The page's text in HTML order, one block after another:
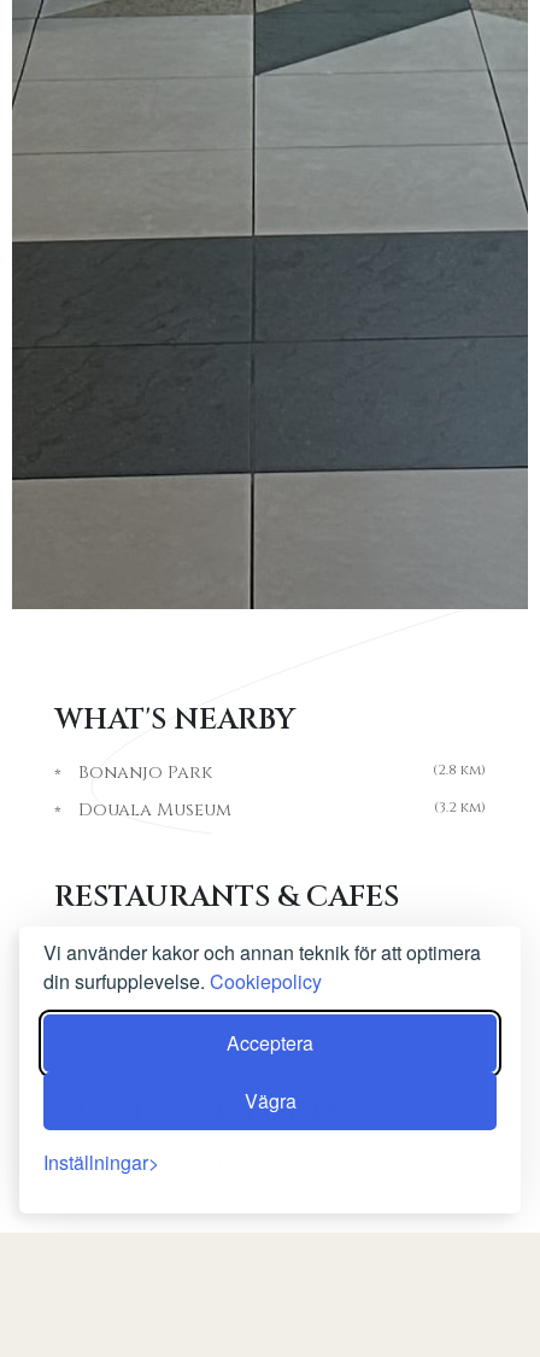
Vi använder kakor och annan teknik för att optimera
din surfupplevelse. Cookiepolicy
Acceptera
Vägra
Inställningar
WHAT'S NEARBY
Bonanjo Park (2.8 km)
Douala Museum (3.2 km)
RESTAURANTS & CAFES
RestaurantLAfricaine (200 m)
RestaurantRestaurant la Marguerite
(350 m)
CLOSEST AIRPORTS
Douala International Airport